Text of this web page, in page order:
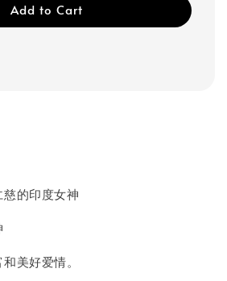
Add to Cart
的印度女神
神
美好爱情。